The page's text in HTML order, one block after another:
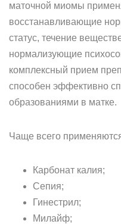
маточной миомы
восстанавливающие
статус, течение
нормализующие
комплексный прием
способен эффективно
образованиями в матке.
Чаще всего
Карбонат калия;
Сепия;
Гинестрил;
Милайф;